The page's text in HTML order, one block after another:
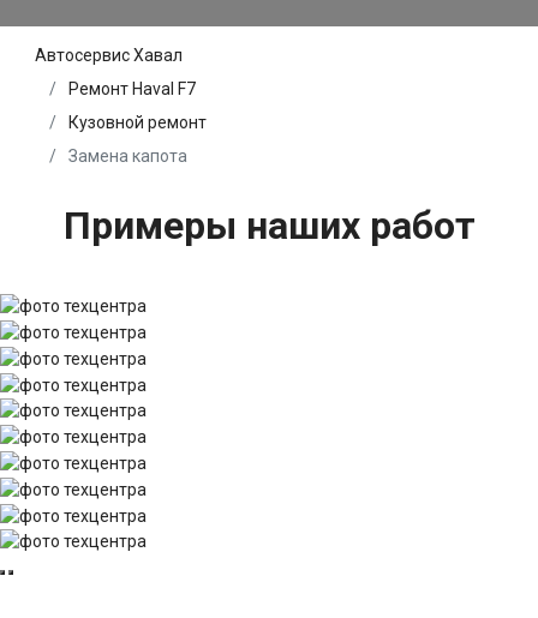
Автосервис Хавал
Ремонт Haval F7
Кузовной ремонт
Замена капота
Примеры наших работ